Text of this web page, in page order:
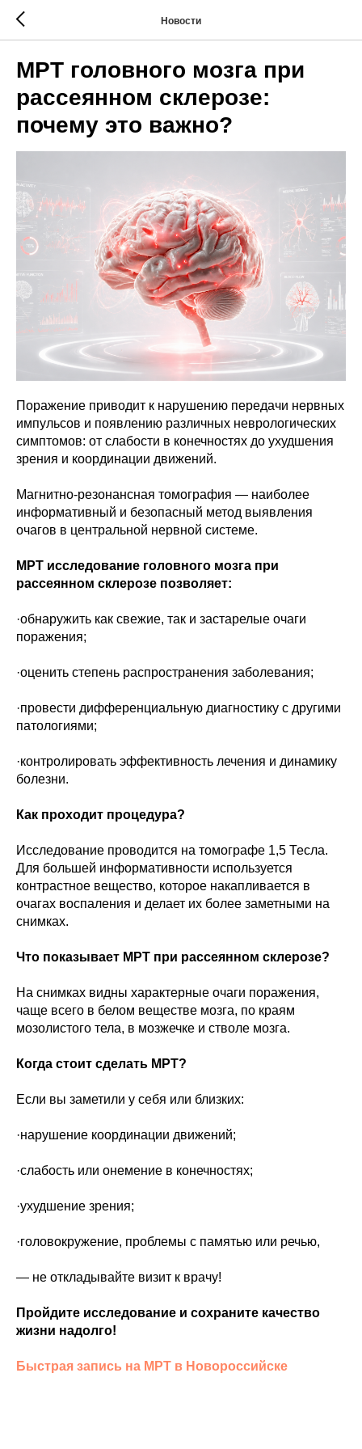
Новости
МРТ головного мозга при
рассеянном склерозе:
почему это важно?
Поражение приводит к нарушению передачи нервных
импульсов и появлению различных неврологических
симптомов: от слабости в конечностях до ухудшения
зрения и координации движений.
Магнитно-резонансная томография — наиболее
информативный и безопасный метод выявления
очагов в центральной нервной системе.
МРТ исследование головного мозга при
рассеянном склерозе позволяет:
·обнаружить как свежие, так и застарелые очаги
поражения;
·оценить степень распространения заболевания;
·провести дифференциальную диагностику с другими
патологиями;
·контролировать эффективность лечения и динамику
болезни.
Как проходит процедура?
Исследование проводится на томографе 1,5 Тесла.
Для большей информативности используется
контрастное вещество, которое накапливается в
очагах воспаления и делает их более заметными на
снимках.
Что показывает МРТ при рассеянном склерозе?
На снимках видны характерные очаги поражения,
чаще всего в белом веществе мозга, по краям
мозолистого тела, в мозжечке и стволе мозга.
Когда стоит сделать МРТ?
Если вы заметили у себя или близких:
·нарушение координации движений;
·слабость или онемение в конечностях;
·ухудшение зрения;
·головокружение, проблемы с памятью или речью,
— не откладывайте визит к врачу!
Пройдите исследование и сохраните качество
жизни надолго!
Быстрая запись на МРТ в Новороссийске